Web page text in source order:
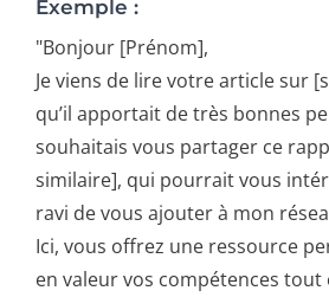
Exemple :
"Bonjour [Prénom],
Je viens de lire votre article sur
qu’il apportait de très bonnes
souhaitais vous partager ce
similaire], qui pourrait vous
ravi de vous ajouter à mon
Ici, vous offrez une ressource
en valeur vos compétences